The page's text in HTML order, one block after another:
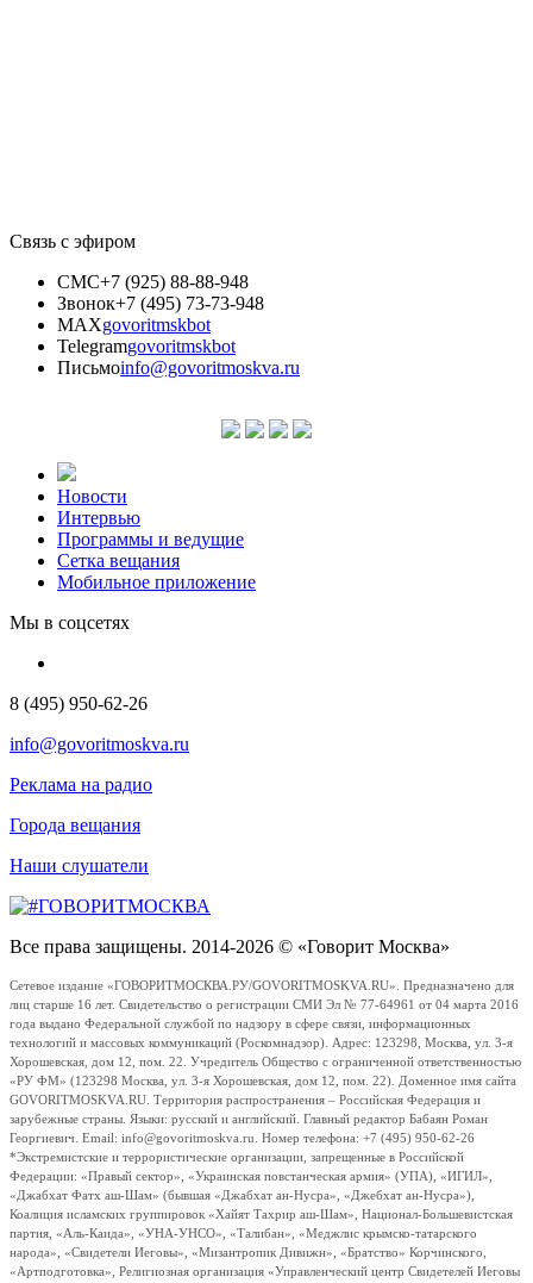
Связь с эфиром
СМС+7 (925) 88-88-948
Звонок+7 (495) 73-73-948
MAXgovoritmskbot
Telegramgovoritmskbot
Письмоinfo@govoritmoskva.ru
Новости
Интервью
Программы и ведущие
Сетка вещания
Мобильное приложение
Мы в соцсетях
8 (495) 950-62-26
info@govoritmoskva.ru
Реклама на радио
Города вещания
Наши слушатели
Все права защищены. 2014-2026 © «Говорит Москва»
Сетевое издание «ГОВОРИТМОСКВА.РУ/GOVORITMOSKVA.RU». Предназначено для
лиц старше 16 лет. Свидетельство о регистрации СМИ Эл № 77-64961 от 04 марта 2016
года выдано Федеральной службой по надзору в сфере связи, информационных
технологий и массовых коммуникаций (Роскомнадзор). Адрес: 123298, Москва, ул. 3-я
Хорошевская, дом 12, пом. 22. Учредитель Общество с ограниченной ответственностью
«РУ ФМ» (123298 Москва, ул. 3-я Хорошевская, дом 12, пом. 22). Доменное имя сайта
GOVORITMOSKVA.RU. Территория распространения – Российская Федерация и
зарубежные страны. Языки: русский и английский. Главный редактор Бабаян Роман
Георгиевич. Email: info@govoritmoskva.ru. Номер телефона: +7 (495) 950-62-26
*Экстремистские и террористические организации, запрещенные в Российской
Федерации: «Правый сектор», «Украинская повстанческая армия» (УПА), «ИГИЛ»,
«Джабхат Фатх аш-Шам» (бывшая «Джабхат ан-Нусра», «Джебхат ан-Нусра»),
Коалиция исламских группировок «Хайят Тахрир аш-Шам», Национал-Большевистская
партия, «Аль-Каида», «УНА-УНСО», «Талибан», «Меджлис крымско-татарского
народа», «Свидетели Иеговы», «Мизантропик Дивижн», «Братство» Корчинского,
«Артподготовка», Религиозная организация «Управленческий центр Свидетелей Иеговы